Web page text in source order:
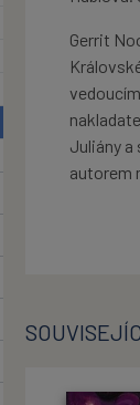
Gerrit
Juliány
autorem